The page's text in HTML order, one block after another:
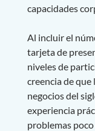
capacidades
Al incluir el
tarjeta de
niveles de
creencia de
negocios del
experiencia
problemas